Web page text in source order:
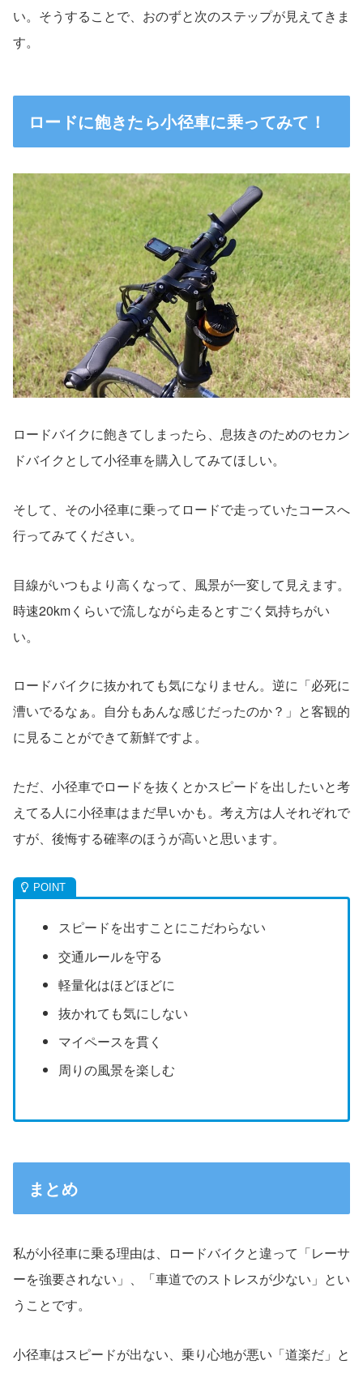
い。そうすることで、おのずと次のステップが見えてきま
す。
ロードに飽きたら小径車に乗ってみて！
ロードバイクに飽きてしまったら、息抜きのためのセカン
ドバイクとして小径車を購入してみてほしい。
そして、その小径車に乗ってロードで走っていたコースへ
行ってみてください。
目線がいつもより高くなって、風景が一変して見えます。
時速20kmくらいで流しながら走るとすごく気持ちがい
い。
ロードバイクに抜かれても気になりません。逆に「必死に
漕いでるなぁ。自分もあんな感じだったのか？」と客観的
に見ることができて新鮮ですよ。
ただ、小径車でロードを抜くとかスピードを出したいと考
えてる人に小径車はまだ早いかも。考え方は人それぞれで
すが、後悔する確率のほうが高いと思います。
スピードを出すことにこだわらない
交通ルールを守る
軽量化はほどほどに
抜かれても気にしない
マイペースを貫く
周りの風景を楽しむ
まとめ
私が小径車に乗る理由は、ロードバイクと違って「レーサ
ーを強要されない」、「車道でのストレスが少ない」とい
うことです。
小径車はスピードが出ない、乗り心地が悪い「道楽だ」と